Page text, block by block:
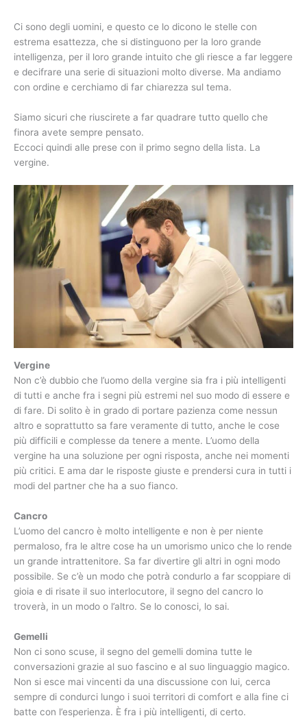
Ci sono degli uomini, e questo ce lo dicono le stelle con
estrema esattezza, che si distinguono per la loro grande
intelligenza, per il loro grande intuito che gli riesce a far leggere
e decifrare una serie di situazioni molto diverse. Ma andiamo
con ordine e cerchiamo di far chiarezza sul tema.
Siamo sicuri che riuscirete a far quadrare tutto quello che
finora avete sempre pensato.
Eccoci quindi alle prese con il primo segno della lista. La
vergine.
Vergine
Non c’è dubbio che l’uomo della vergine sia fra i più intelligenti
di tutti e anche fra i segni più estremi nel suo modo di essere e
di fare. Di solito è in grado di portare pazienza come nessun
altro e soprattutto sa fare veramente di tutto, anche le cose
più difficili e complesse da tenere a mente. L’uomo della
vergine ha una soluzione per ogni risposta, anche nei momenti
più critici. E ama dar le risposte giuste e prendersi cura in tutti i
modi del partner che ha a suo fianco.
Cancro
L’uomo del cancro è molto intelligente e non è per niente
permaloso, fra le altre cose ha un umorismo unico che lo rende
un grande intrattenitore. Sa far divertire gli altri in ogni modo
possibile. Se c’è un modo che potrà condurlo a far scoppiare di
gioia e di risate il suo interlocutore, il segno del cancro lo
troverà, in un modo o l’altro. Se lo conosci, lo sai.
Gemelli
Non ci sono scuse, il segno del gemelli domina tutte le
conversazioni grazie al suo fascino e al suo linguaggio magico.
Non si esce mai vincenti da una discussione con lui, cerca
sempre di condurci lungo i suoi territori di comfort e alla fine ci
batte con l’esperienza. È fra i più intelligenti, di certo.